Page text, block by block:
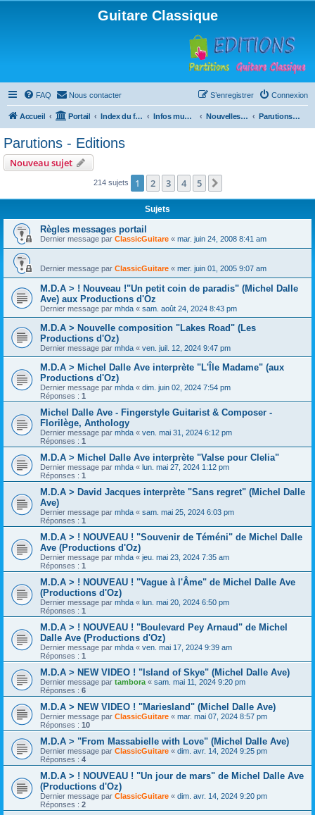
Guitare Classique
FAQ Nous contacter Connexion
S’enregistrer
Accueil Portail Index du forum Infos musicales Nouvelles de toutes sortes, concerts, partitions… Parutions - Editions
Parutions - Editions
Nouveau sujet
214 sujets 1 2 3 4 5
Sujets
Règles messages portail
Dernier message par ClassicGuitare « mar. juin 24, 2008 8:41 am
Dernier message par ClassicGuitare « mer. juin 01, 2005 9:07 am
M.D.A > ! Nouveau !"Un petit coin de paradis" (Michel Dalle
Ave) aux Productions d'Oz
Dernier message par mhda « sam. août 24, 2024 8:43 pm
M.D.A > Nouvelle composition "Lakes Road" (Les
Productions d'Oz)
Dernier message par mhda « ven. juil. 12, 2024 9:47 pm
M.D.A > Michel Dalle Ave interprète "L'Île Madame" (aux
Productions d'Oz)
Dernier message par mhda « dim. juin 02, 2024 7:54 pm
Réponses : 1
Michel Dalle Ave - Fingerstyle Guitarist & Composer -
Florilège, Anthology
Dernier message par mhda « ven. mai 31, 2024 6:12 pm
Réponses : 1
M.D.A > Michel Dalle Ave interprète "Valse pour Clelia"
Dernier message par mhda « lun. mai 27, 2024 1:12 pm
Réponses : 1
M.D.A > David Jacques interprète "Sans regret" (Michel Dalle
Ave)
Dernier message par mhda « sam. mai 25, 2024 6:03 pm
Réponses : 1
M.D.A > ! NOUVEAU ! "Souvenir de Téméni" de Michel Dalle
Ave (Productions d'Oz)
Dernier message par mhda « jeu. mai 23, 2024 7:35 am
Réponses : 1
M.D.A > ! NOUVEAU ! "Vague à l'Âme" de Michel Dalle Ave
(Productions d'Oz)
Dernier message par mhda « lun. mai 20, 2024 6:50 pm
Réponses : 1
M.D.A > ! NOUVEAU ! "Boulevard Pey Arnaud" de Michel
Dalle Ave (Productions d'Oz)
Dernier message par mhda « ven. mai 17, 2024 9:39 am
Réponses : 1
M.D.A > NEW VIDEO ! "Island of Skye" (Michel Dalle Ave)
Dernier message par tambora « sam. mai 11, 2024 9:20 pm
Réponses : 6
M.D.A > NEW VIDEO ! "Mariesland" (Michel Dalle Ave)
Dernier message par ClassicGuitare « mar. mai 07, 2024 8:57 pm
Réponses : 10
M.D.A > "From Massabielle with Love" (Michel Dalle Ave)
Dernier message par ClassicGuitare « dim. avr. 14, 2024 9:25 pm
Réponses : 4
M.D.A > ! NOUVEAU ! "Un jour de mars" de Michel Dalle Ave
(Productions d'Oz)
Dernier message par ClassicGuitare « dim. avr. 14, 2024 9:20 pm
Réponses : 2